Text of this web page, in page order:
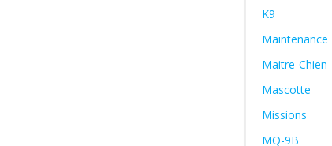
K9
Maintenance
Maitre-Chien
Mascotte
Missions
MQ-9B